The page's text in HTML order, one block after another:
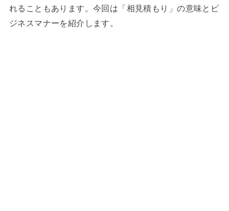
れることもあります。今回は「相見積もり」の意味とビ
ジネスマナーを紹介します。